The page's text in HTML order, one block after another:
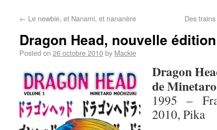
← Le newbie, et Nanami, et nananère Des
Dragon Head, nouvelle édition
Posted on 26 octobre 2010by Mackie
Dragon
de
1995 –
2010, Pika